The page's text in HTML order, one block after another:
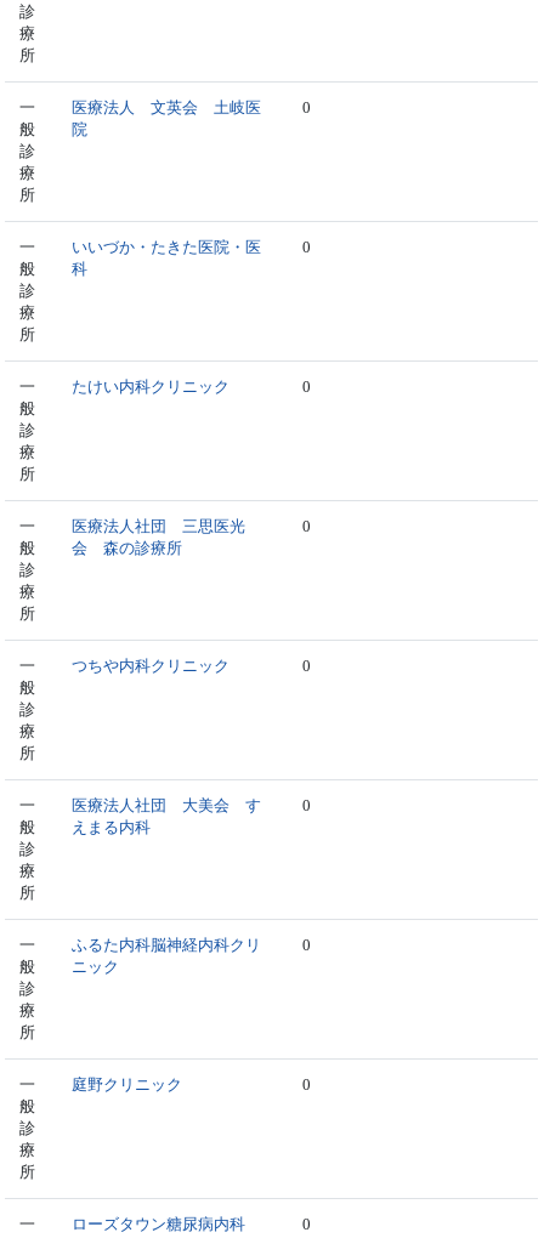
診
療
所
一
般
診
療
所
医療法人 文英会 土岐医
院
0
一
般
診
療
所
いいづか・たきた医院・医
科
0
一
般
診
療
所
たけい内科クリニック 0
一
般
診
療
所
医療法人社団 三思医光
会 森の診療所
0
一
般
診
療
所
つちや内科クリニック 0
一
般
診
療
所
医療法人社団 大美会 す
えまる内科
0
一
般
診
療
所
ふるた内科脳神経内科クリ
ニック
0
一
般
診
療
所
庭野クリニック 0
一
ローズタウン糖尿病内科 0